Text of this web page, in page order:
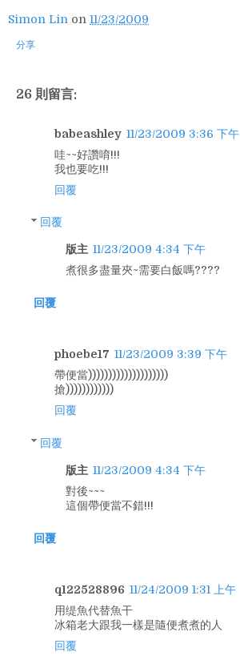
Simon Lin on 11/23/2009
分享
26 則留言:
babeashley 11/23/2009 3:36 下午
哇~~好讚唷!!!
我也要吃!!!
回覆
回覆
版主 11/23/2009 4:34 下午
煮很多盡量夾~需要白飯嗎????
回覆
phoebe17 11/23/2009 3:39 下午
帶便當))))))))))))))))))))
搶))))))))))))
回覆
回覆
版主 11/23/2009 4:34 下午
對後~~~
這個帶便當不錯!!!
回覆
q122528896 11/24/2009 1:31 上午
用缇魚代替魚干
冰箱老大跟我一樣是隨便煮煮的人
回覆